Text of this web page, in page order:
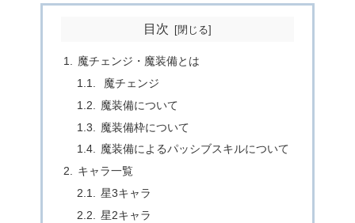
目次
魔チェンジ・魔装備とは
魔チェンジ
魔装備について
魔装備枠について
魔装備によるパッシブスキルについて
キャラ一覧
星3キャラ
星2キャラ